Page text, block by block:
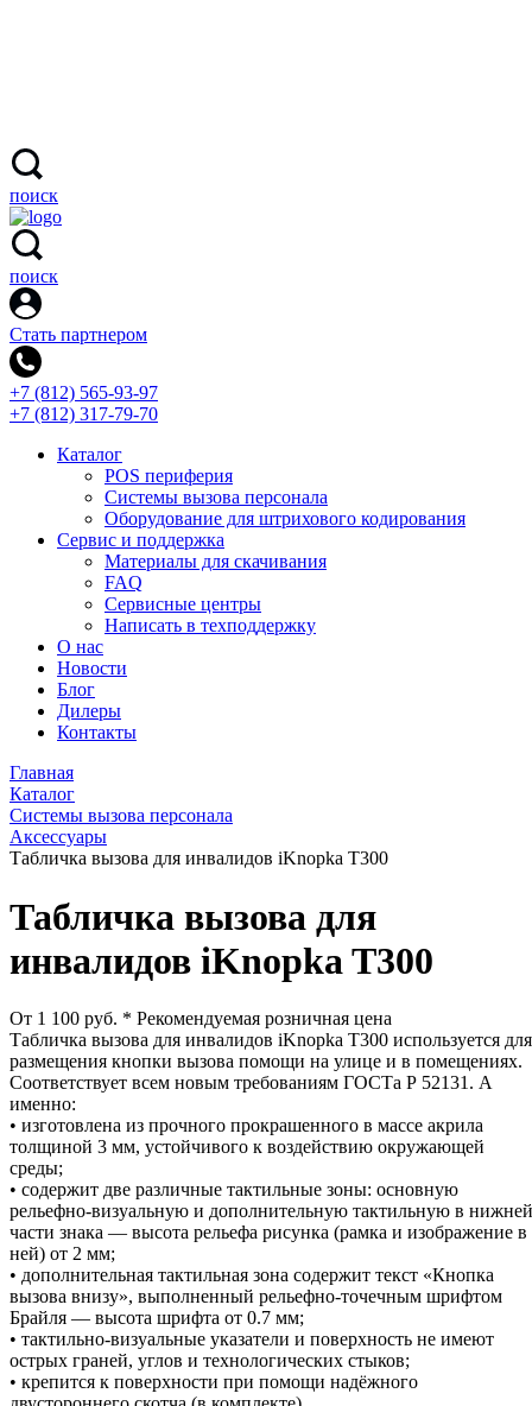
поиск
поиск
Стать партнером
+7 (812) 565-93-97
+7 (812) 317-79-70
Каталог
POS периферия
Системы вызова персонала
Оборудование для штрихового кодирования
Сервис и поддержка
Материалы для скачивания
FAQ
Сервисные центры
Написать в техподдержку
О нас
Новости
Блог
Дилеры
Контакты
Главная
Каталог
Системы вызова персонала
Аксессуары
Табличка вызова для инвалидов iKnopka T300
Табличка вызова для
инвалидов iKnopka T300
От 1 100 руб. * Рекомендуемая розничная цена
Табличка вызова для инвалидов iKnopka T300 используется для
размещения кнопки вызова помощи на улице и в помещениях.
Соответствует всем новым требованиям ГОСТа Р 52131. А
именно:
• изготовлена из прочного прокрашенного в массе акрила
толщиной 3 мм, устойчивого к воздействию окружающей
среды;
• содержит две различные тактильные зоны: основную
рельефно-визуальную и дополнительную тактильную в нижней
части знака — высота рельефа рисунка (рамка и изображение в
ней) от 2 мм;
• дополнительная тактильная зона содержит текст «Кнопка
вызова внизу», выполненный рельефно-точечным шрифтом
Брайля — высота шрифта от 0.7 мм;
• тактильно-визуальные указатели и поверхность не имеют
острых граней, углов и технологических стыков;
• крепится к поверхности при помощи надёжного